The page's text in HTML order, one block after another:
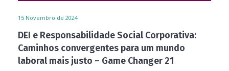
15 Novembro de 2024
DEI e Responsabilidade Social Corporativa:
Caminhos convergentes para um mundo
laboral mais justo – Game Changer 21